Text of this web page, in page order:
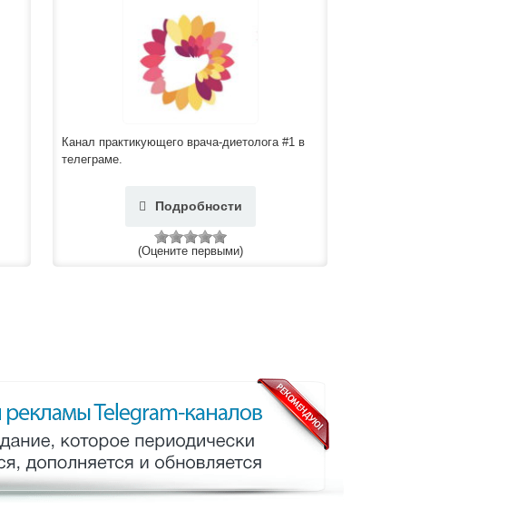
Канал практикующего врача-диетолога #1 в
телеграме.
Подробности
(Оцените первыми)